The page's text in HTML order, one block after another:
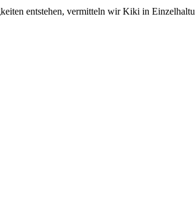
entstehen, vermitteln wir Kiki in